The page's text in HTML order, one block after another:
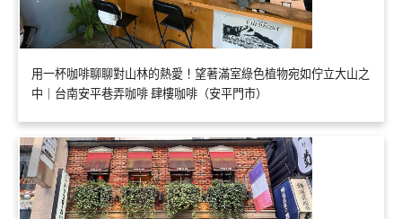
用一杯咖啡聊聊對山林的熱愛！望著滿室綠色植物宛如佇立大山之
中｜台南安平巷弄咖啡 肆樓咖啡（安平門市）